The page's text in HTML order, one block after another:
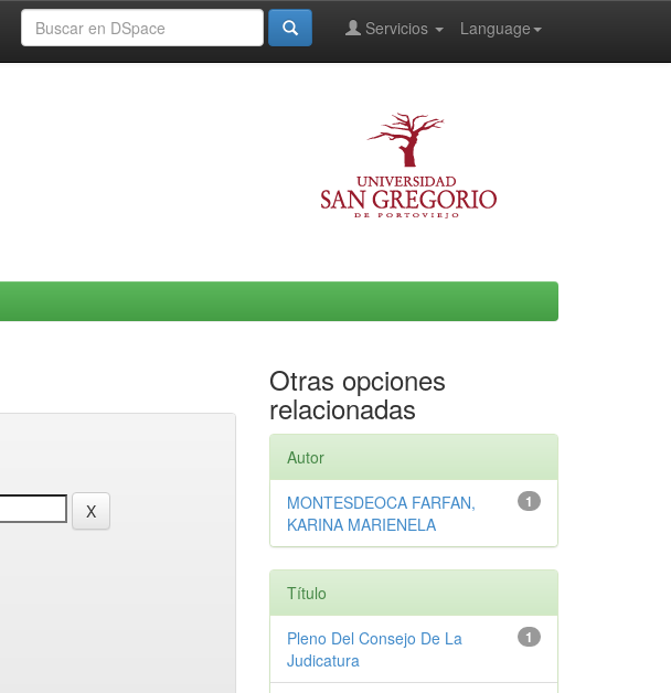
Language
Servicios
Otras opciones
relacionadas
Autor
1
MONTESDEOCA FARFAN,
KARINA MARIENELA
Título
1
Pleno Del Consejo De La
Judicatura